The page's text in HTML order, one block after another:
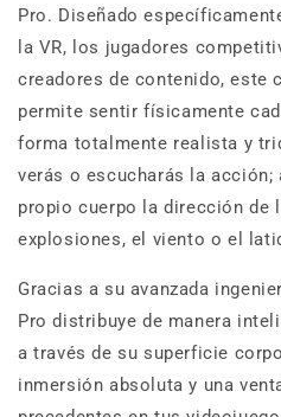
Pro. Diseñado
la VR, los jugadores
creadores de contenido, este
permite sentir físicamente
forma totalmente realista y
verás o escucharás la acción;
propio cuerpo la dirección de
explosiones, el viento o el
Gracias a su avanzada
Pro distribuye de manera
a través de su superficie
inmersión absoluta y una